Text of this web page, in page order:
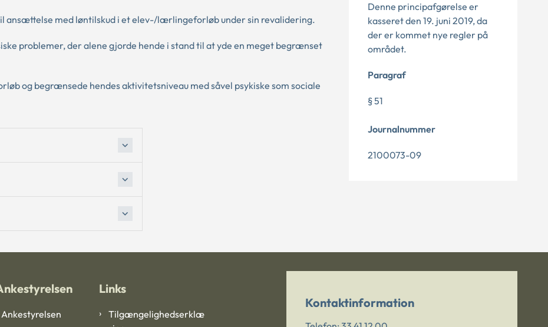
ansættelse med løntilskud i et elev-/lærlingeforløb under sin revalidering.
problemer, der alene gjorde hende i stand til at yde en meget begrænset
og begrænsede hendes aktivitetsniveau med såvel psykiske som sociale
Denne principafgørelse er
kasseret den 19. juni 2019, da
der er kommet nye regler på
området.
Paragraf
§ 51
Journalnummer
2100073-09
Links
Tilgængelighedserklæ
Kontaktinformation